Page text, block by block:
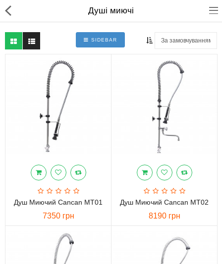
Для магазинів
Для закладів харчування
Професійний посуд
Системи опалення
Системи кондиціонування
професійна хімія
Системи водоочистки і
Акційні товари
Душі миючі
SIDEBAR
Душ Миючий Cancan MT01
7350 грн
Душ Миючий Cancan MT02
8190 грн